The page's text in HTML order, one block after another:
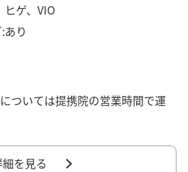
ヒゲ、VIO
あり
ついては提携院の営業時間で運
を見る